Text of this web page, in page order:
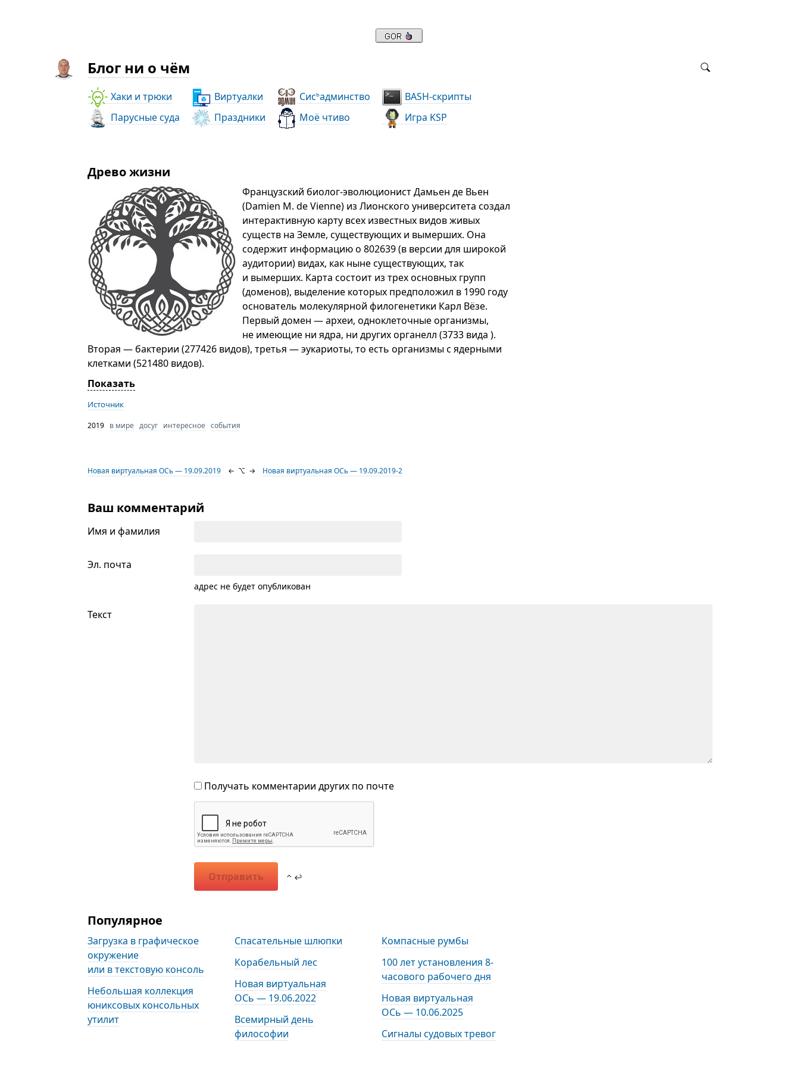
Блог ни о чём
Хаки и трюки Виртуалки Сисьадминство
BASH-скрипты
Парусные суда
Праздники Моё чтиво Игра KSP
Древо жизни
Французский биолог-эволюционист Дамьен де Вьен
(Damien M. de Vienne) из Лионского университета создал
интерактивную карту всех известных видов живых
существ на Земле, существующих и вымерших. Она
содержит информацию о 802639 (в версии для широкой
аудитории) видах, как ныне существующих, так
и вымерших. Карта состоит из трех основных групп
(доменов), выделение которых предположил в 1990 году
основатель молекулярной филогенетики Карл Вёзе.
Первый домен — археи, одноклеточные организмы,
не имеющие ни ядра, ни других органелл (3733 вида ).
Вторая — бактерии (277426 видов), третья — эукариоты, то есть организмы с ядерными
клетками (521480 видов).
Показать
Источник
2019 в мире досуг интересное события
Новая виртуальная ОСь — 19.09.2019 ← ⌥ → Новая виртуальная ОСь — 19.09.2019-2
Ваш комментарий
Имя и фамилия
Эл. почта
адрес не будет опубликован
Текст
Получать комментарии других по почте
Отправить ⌃ ↩
Популярное
Загрузка в графическое
окружение
или в текстовую консоль
Небольшая коллекция
юниксовых консольных
утилит
Спасательные шлюпки
Корабельный лес
Новая виртуальная
ОСь — 19.06.2022
Всемирный день
философии
Компасные румбы
100 лет установления 8-
часового рабочего дня
Новая виртуальная
ОСь — 10.06.2025
Сигналы судовых тревог